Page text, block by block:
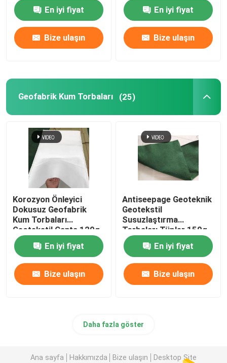
En iyi fiyat
Bize ulaşın
En iyi fiyat
Bize ulaşın
Geofabrik Kum Torbaları (25)
Korozyon Önleyici
Dokusuz Geofabrik
Kum Torbaları
Geotekstil Çanta 120g
En iyi fiyat
Bize ulaşın
Antiseepage Geoteknik
Geotekstil
Susuzlaştırma
Torbaları Tüpler 150g
En iyi fiyat
Bize ulaşın
Daha fazla göster
Ana sayfa Hakkımızda Bize ulaşın Desktop Site